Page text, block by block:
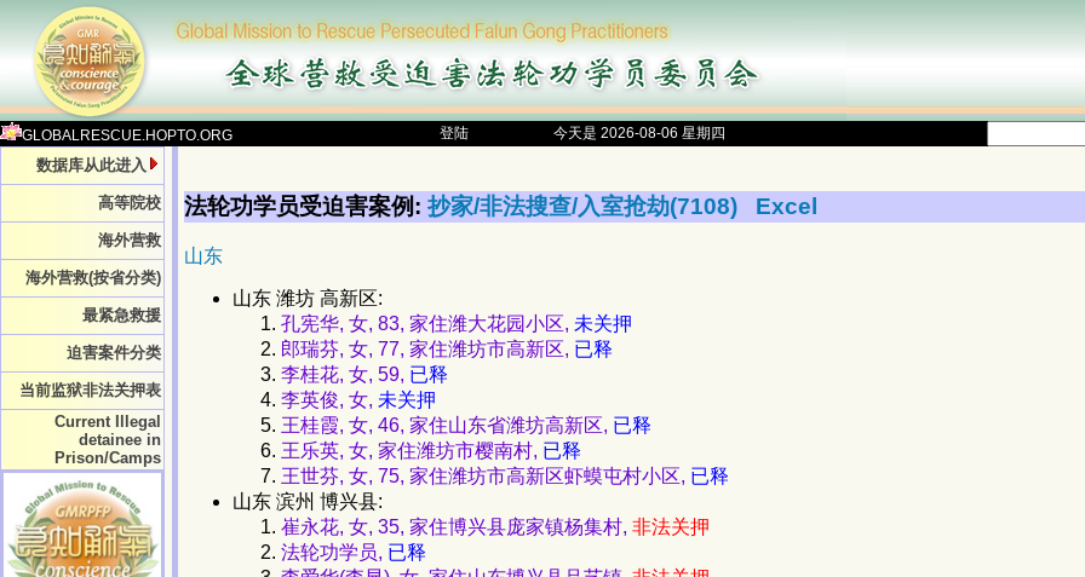
GLOBALRESCUE.HOPTO.ORG 登陆 今天是 2026-08-06 星期四
数据库从此进入
高等院校
海外营救
海外营救(按省分类)
最紧急救援
迫害案件分类
当前监狱非法关押表
Current Illegal
detainee in
Prison/Camps
法轮功学员受迫害案例: 抄家/非法搜查/入室抢劫(7108) Excel
山东
山东 潍坊 高新区:
孔宪华, 女, 83, 家住潍大花园小区, 未关押
郎瑞芬, 女, 77, 家住潍坊市高新区, 已释
李桂花, 女, 59, 已释
李英俊, 女, 未关押
王桂霞, 女, 46, 家住山东省潍坊高新区, 已释
王乐英, 女, 家住潍坊市樱南村, 已释
王世芬, 女, 75, 家住潍坊市高新区虾蟆屯村小区, 已释
山东 滨州 博兴县:
崔永花, 女, 35, 家住博兴县庞家镇杨集村, 非法关押
法轮功学员, 已释